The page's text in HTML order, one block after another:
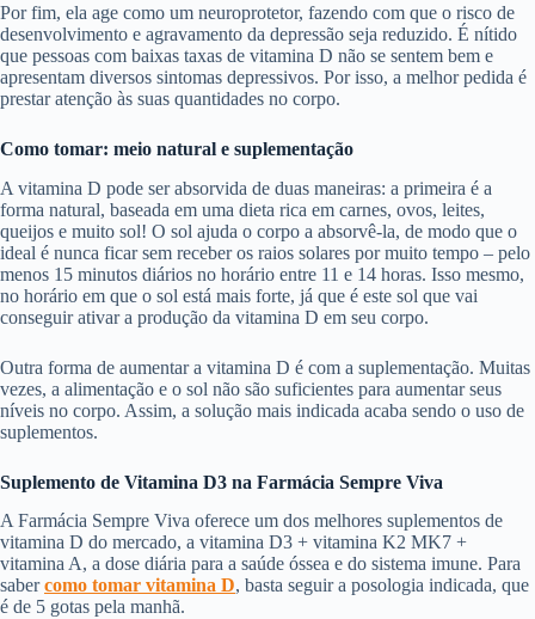
Por fim, ela age como um neuroprotetor, fazendo com que o risco de
desenvolvimento e agravamento da depressão seja reduzido. É nítido
que pessoas com baixas taxas de vitamina D não se sentem bem e
apresentam diversos sintomas depressivos. Por isso, a melhor pedida é
prestar atenção às suas quantidades no corpo.
Como tomar: meio natural e suplementação
A vitamina D pode ser absorvida de duas maneiras: a primeira é a
forma natural, baseada em uma dieta rica em carnes, ovos, leites,
queijos e muito sol! O sol ajuda o corpo a absorvê-la, de modo que o
ideal é nunca ficar sem receber os raios solares por muito tempo – pelo
menos 15 minutos diários no horário entre 11 e 14 horas. Isso mesmo,
no horário em que o sol está mais forte, já que é este sol que vai
conseguir ativar a produção da vitamina D em seu corpo.
Outra forma de aumentar a vitamina D é com a suplementação. Muitas
vezes, a alimentação e o sol não são suficientes para aumentar seus
níveis no corpo. Assim, a solução mais indicada acaba sendo o uso de
suplementos.
Suplemento de Vitamina D3 na Farmácia Sempre Viva
A Farmácia Sempre Viva oferece um dos melhores suplementos de
vitamina D do mercado, a vitamina D3 + vitamina K2 MK7 +
vitamina A, a dose diária para a saúde óssea e do sistema imune. Para
sabercomo tomar vitamina D, basta seguir a posologia indicada, que
é de 5 gotas pela manhã.